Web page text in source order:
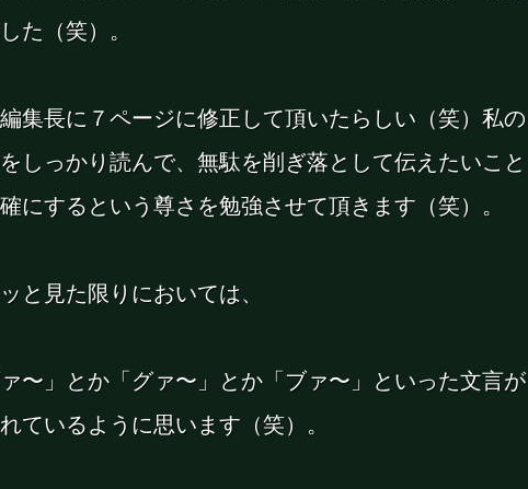
た（笑）。
集長に７ページに修正して頂いたらしい（笑）私の
しっかり読んで、無駄を削ぎ落として伝えたいこと
にするという尊さを勉強させて頂きます（笑）。
と見た限りにおいては、
ァ〜」とか「グァ〜」とか「ブァ〜」といった文言が
ているように思います（笑）。